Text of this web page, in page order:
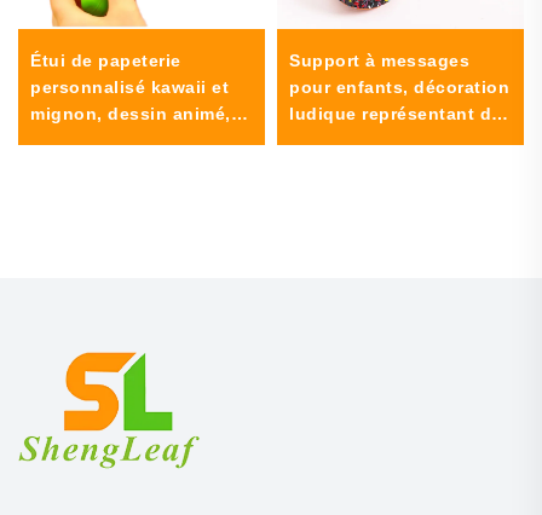
Étui de papeterie
personnalisé kawaii et
mignon, dessin animé,
nouveauté, petit étui 3D
Support à messages
pour enfants, décoration
ludique représentant des
aliments, mignons et